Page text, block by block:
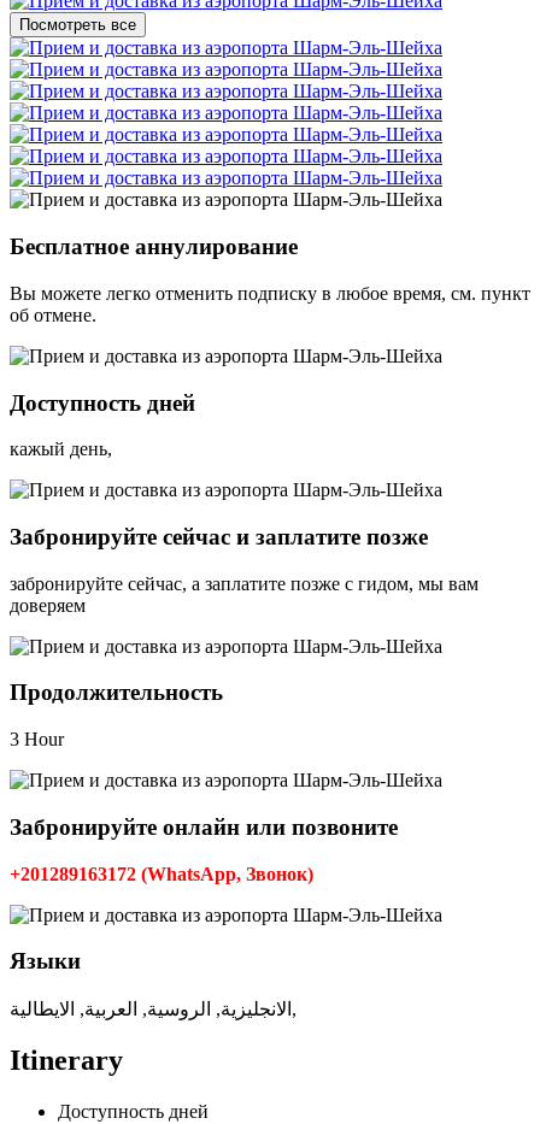
Посмотреть все
Бесплатное аннулирование
Вы можете легко отменить подписку в любое время, см. пункт
об отмене.
Доступность дней
кажый день,
Забронируйте сейчас и заплатите позже
забронируйте сейчас, а заплатите позже с гидом, мы вам
доверяем
Продолжительность
3 Hour
Забронируйте онлайн или позвоните
+201289163172 (WhatsApp, Звонок)
Языки
الانجليزية, الروسية, العربية, الايطالية,
Itinerary
Доступность дней